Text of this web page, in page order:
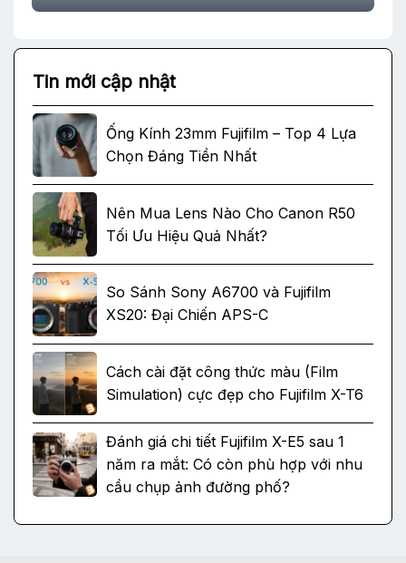
Tin mới cập nhật
Ống Kính 23mm Fujifilm – Top 4 Lựa
Chọn Đáng Tiền Nhất
Nên Mua Lens Nào Cho Canon R50
Tối Ưu Hiệu Quả Nhất?
So Sánh Sony A6700 và Fujifilm
XS20: Đại Chiến APS-C
Cách cài đặt công thức màu (Film
Simulation) cực đẹp cho Fujifilm X-T6
Đánh giá chi tiết Fujifilm X-E5 sau 1
năm ra mắt: Có còn phù hợp với nhu
cầu chụp ảnh đường phố?